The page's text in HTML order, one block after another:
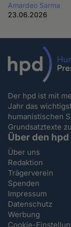
Amardeo Sarma
23.06.2026
Der hpd ist mit
Jahr das
humanistischen
Grundsatztexte
Über den hpd
Über uns
Redaktion
Trägerverein
Spenden
Impressum
Datenschutz
Werbung
Cookie-